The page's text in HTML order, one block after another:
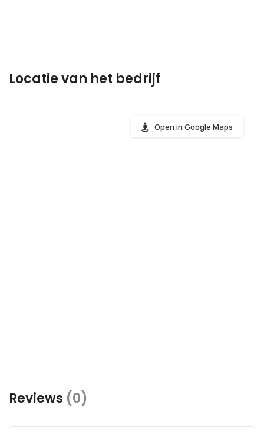
Locatie van het bedrijf
Open in Google Maps
Reviews (0)